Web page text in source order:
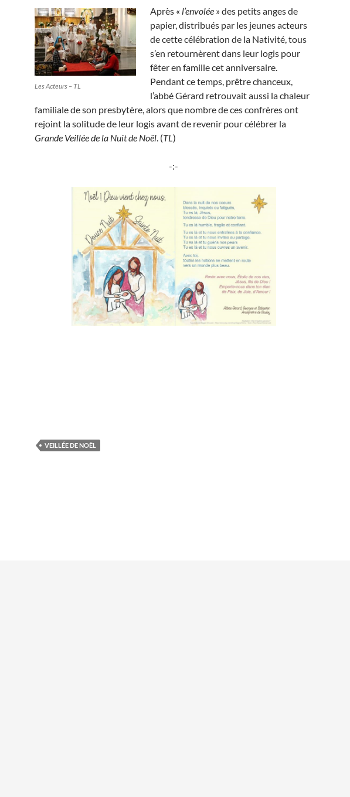
Les Acteurs – TL
Après « l’envolée » des petits anges de
papier, distribués par les jeunes acteurs
de cette célébration de la Nativité, tous
s’en retournèrent dans leur logis pour
fêter en famille cet anniversaire.
Pendant ce temps, prêtre chanceux,
l’abbé Gérard retrouvait aussi la chaleur
familiale de son presbytère, alors que nombre de ces confrères ont
rejoint la solitude de leur logis avant de revenir pour célébrer la
Grande Veillée de la Nuit de Noël. (TL)
-:-
VEILLÉE DE NOËL